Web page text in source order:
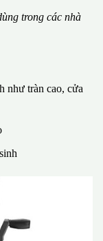
trong các nhà
như tràn cao, cửa